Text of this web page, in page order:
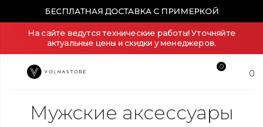
БЕСПЛАТНАЯ ДОСТАВКА С ПРИМЕРКОЙ
На сайте ведутся технические работы! Уточняйте
актуальные цены и скидки у менеджеров.
0
0
Мужские аксессуары